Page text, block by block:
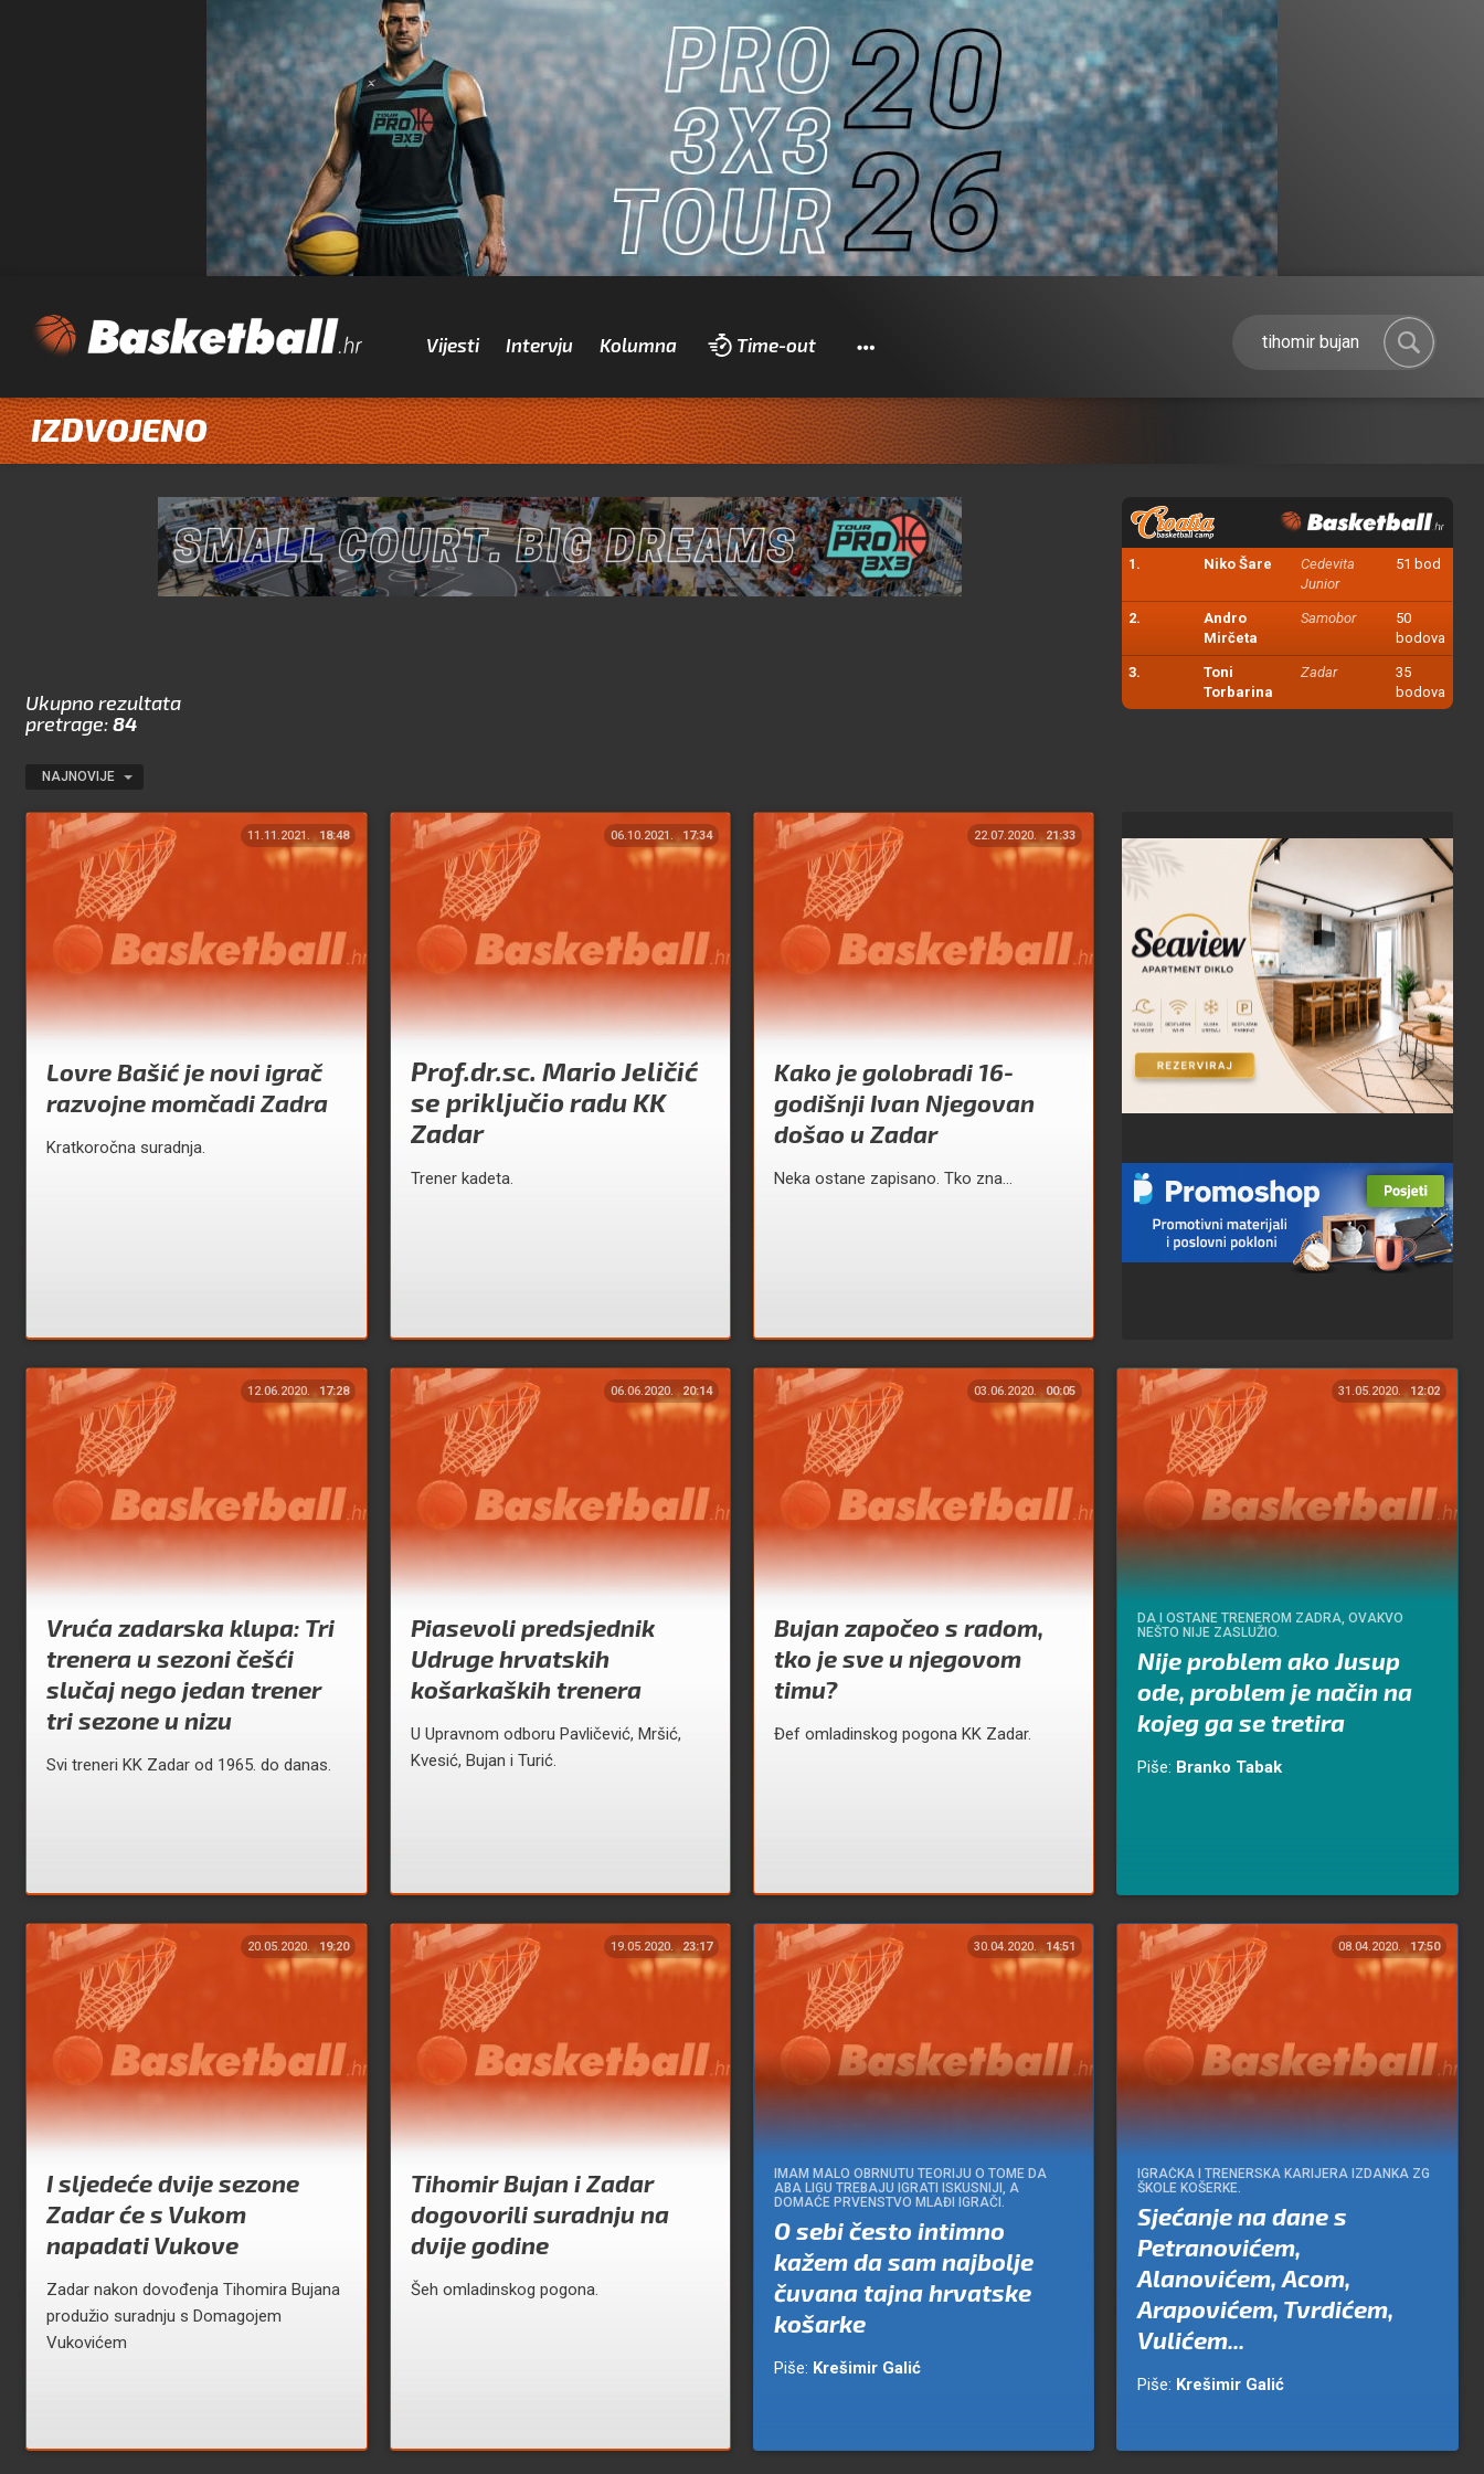
Vijesti Intervju Kolumna Time-out Pretraži
IZDVOJENO
1. Niko Šare
Cedevita
Junior
51 bod
2.
Andro
Mirčeta
Samobor
50
bodova
3.
Toni
Torbarina
Zadar
35
bodova
Ukupno rezultata
pretrage:84
NAJNOVIJE
11.11.2021. 18:48
Lovre Bašić je novi igrač
razvojne momčadi Zadra
Kratkoročna suradnja.
06.10.2021. 17:34
Prof.dr.sc. Mario Jeličić
se priključio radu KK
Zadar
Trener kadeta.
22.07.2020. 21:33
Kako je golobradi 16-
godišnji Ivan Njegovan
došao u Zadar
Neka ostane zapisano. Tko zna...
12.06.2020. 17:28
Vruća zadarska klupa: Tri
trenera u sezoni češći
slučaj nego jedan trener
tri sezone u nizu
Svi treneri KK Zadar od 1965. do danas.
06.06.2020. 20:14
Piasevoli predsjednik
Udruge hrvatskih
košarkaških trenera
U Upravnom odboru Pavličević, Mršić,
Kvesić, Bujan i Turić.
03.06.2020. 00:05
Bujan započeo s radom,
tko je sve u njegovom
timu?
Đef omladinskog pogona KK Zadar.
31.05.2020. 12:02
DA I OSTANE TRENEROM ZADRA, OVAKVO
NEŠTO NIJE ZASLUŽIO.
Nije problem ako Jusup
ode, problem je način na
kojeg ga se tretira
Piše: Branko Tabak
20.05.2020. 19:20
I sljedeće dvije sezone
Zadar će s Vukom
napadati Vukove
Zadar nakon dovođenja Tihomira Bujana
produžio suradnju s Domagojem
Vukovićem
19.05.2020. 23:17
Tihomir Bujan i Zadar
dogovorili suradnju na
dvije godine
Šeh omladinskog pogona.
30.04.2020. 14:51
IMAM MALO OBRNUTU TEORIJU O TOME DA
ABA LIGU TREBAJU IGRATI ISKUSNIJI, A
DOMAĆE PRVENSTVO MLAĐI IGRAČI.
O sebi često intimno
kažem da sam najbolje
čuvana tajna hrvatske
košarke
Piše: Krešimir Galić
08.04.2020. 17:50
IGRAČKA I TRENERSKA KARIJERA IZDANKA ZG
ŠKOLE KOŠERKE.
Sjećanje na dane s
Petranovićem,
Alanovićem, Acom,
Arapovićem, Tvrdićem,
Vulićem...
Piše: Krešimir Galić